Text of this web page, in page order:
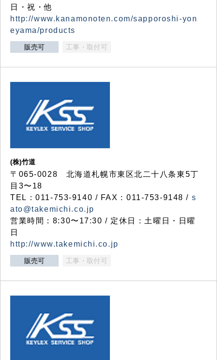
日・祝・他
http://www.kanamonoten.com/sapporoshi-yon
eyama/products
販売可 工事・取付可
(株)竹道
〒065-0028 北海道札幌市東区北二十八条東5丁
目3〜18
TEL：011-753-9140 / FAX：011-753-9148 / s
ato@takemichi.co.jp
営業時間：8:30〜17:30 / 定休日：土曜日・日曜
日
http://www.takemichi.co.jp
販売可 工事・取付可